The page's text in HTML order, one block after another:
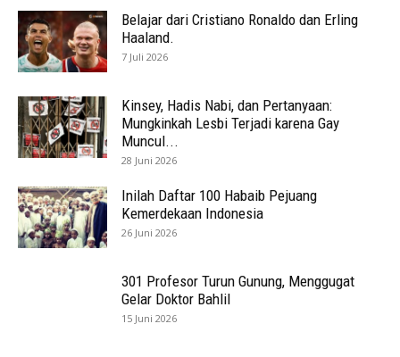
Belajar dari Cristiano Ronaldo dan Erling
Haaland.
7 Juli 2026
Kinsey, Hadis Nabi, dan Pertanyaan:
Mungkinkah Lesbi Terjadi karena Gay
Muncul...
28 Juni 2026
Inilah Daftar 100 Habaib Pejuang
Kemerdekaan Indonesia
26 Juni 2026
301 Profesor Turun Gunung, Menggugat
Gelar Doktor Bahlil
15 Juni 2026